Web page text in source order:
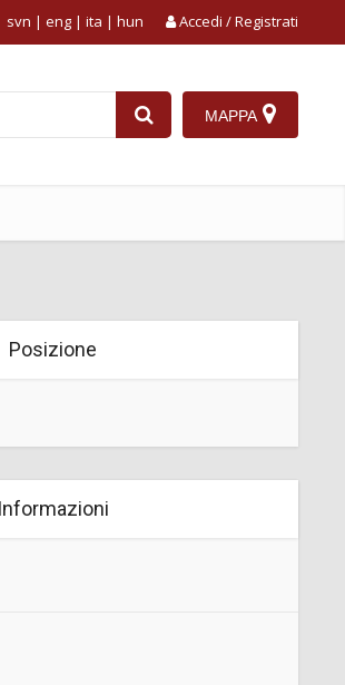
Accedi / Registrati
svn | eng | ita | hun
MAPPA
Posizione
Informazioni